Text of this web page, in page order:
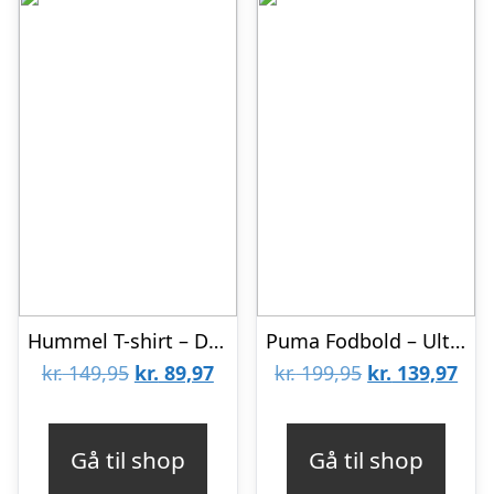
Hummel T-shirt – Dutch Blue m. Fodbolde
kr.149,95 Den
var:
kr. 89,97Den
Gå til shop
Puma Fodbold – Ultra Blue/Poison Pink/Lime
kr.199,95 Den
var:
kr. 139,97Den
Gå til shop